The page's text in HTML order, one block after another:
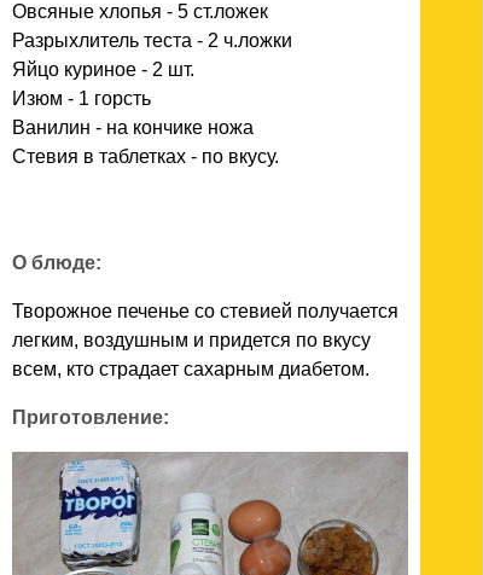
Овсяные хлопья - 5 ст.ложек
Разрыхлитель теста - 2 ч.ложки
Яйцо куриное - 2 шт.
Изюм - 1 горсть
Ванилин - на кончике ножа
Стевия в таблетках - по вкусу.
О блюде:
Творожное печенье со стевией получается
легким, воздушным и придется по вкусу
всем, кто страдает сахарным диабетом.
Приготовление: